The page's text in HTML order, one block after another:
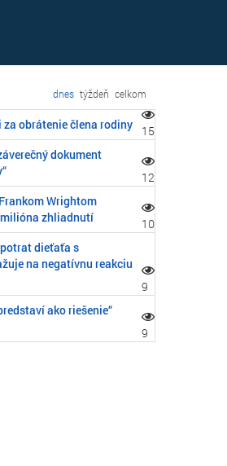
dnes týždeň celkom
obrátenie člena rodiny
15
dokument
12
Wrightom
milióna zhliadnutí
10
dieťaťa s
na negatívnu reakciu
9
ako riešenie“
9